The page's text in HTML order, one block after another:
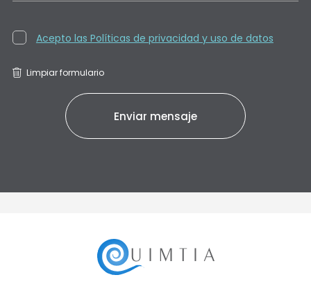
Acepto las Políticas de privacidad y uso de datos
Limpiar formulario